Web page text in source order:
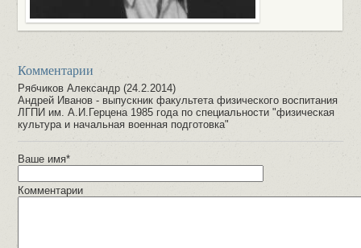
Комментарии
Рябчиков Александр (24.2.2014)
Андрей Иванов - выпускник факультета физического воспитания
ЛГПИ им. А.И.Герцена 1985 года по специальности "физическая
культура и начальная военная подготовка"
Ваше имя*
Комментарии